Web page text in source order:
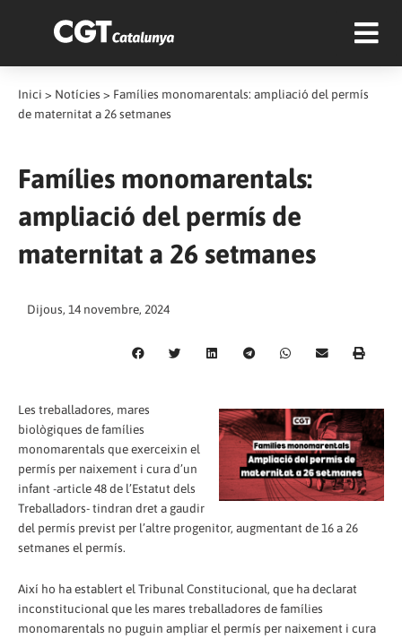
Inici > Notícies > Famílies monomarentals: ampliació del permís
de maternitat a 26 setmanes
Famílies monomarentals:
ampliació del permís de
maternitat a 26 setmanes
Dijous, 14 novembre, 2024
Les treballadores, mares
biològiques de famílies
monomarentals que exerceixin el
permís per naixement i cura d’un
infant -article 48 de l’Estatut dels
Treballadors- tindran dret a gaudir
del permís previst per l’altre progenitor, augmentant de 16 a 26
setmanes el permís.
Així ho ha establert el Tribunal Constitucional, que ha declarat
inconstitucional que les mares treballadores de famílies
monomarentals no puguin ampliar el permís per naixement i cura